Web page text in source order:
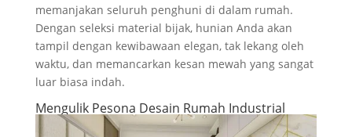
memanjakan seluruh penghuni di dalam rumah.
Dengan seleksi material bijak, hunian Anda akan
tampil dengan kewibawaan elegan, tak lekang oleh
waktu, dan memancarkan kesan mewah yang sangat
luar biasa indah.
Mengulik Pesona Desain Rumah Industrial